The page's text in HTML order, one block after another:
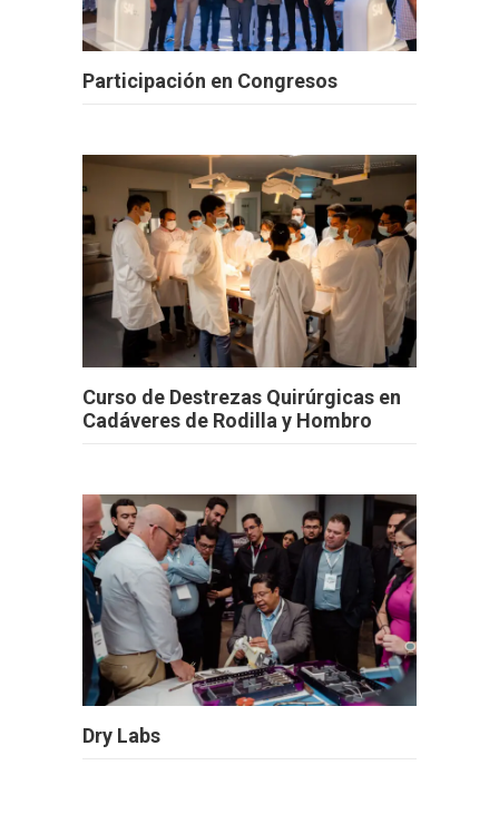
Participación en Congresos
Curso de Destrezas Quirúrgicas en
Cadáveres de Rodilla y Hombro
Dry Labs